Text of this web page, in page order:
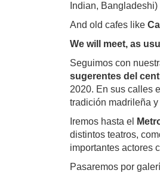
Indian,
And old cafes like
We will meet, as
Seguimos con
sugerentes del
2020. En sus calles
tradición madrileña
Iremos hasta el
distintos teatros,
importantes actores
Pasaremos por